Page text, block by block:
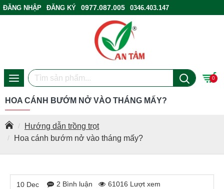
ĐĂNG NHẬP ĐĂNG KÝ 0977.087.005
0346.403.147
0
Hướng dẫn trồng trọt
Hoa cánh bướm nở vào tháng mấy?
HOA CÁNH BƯỚM NỞ VÀO THÁNG MẤY?
10 Dec 2 Bình luận 61016 Lượt xem